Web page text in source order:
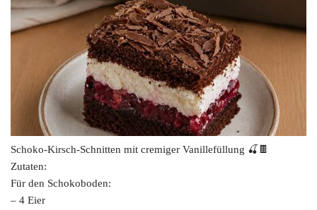
Schoko-Kirsch-Schnitten mit cremiger Vanillefüllung 🍒🍫
Zutaten:
Für den Schokoboden:
– 4 Eier